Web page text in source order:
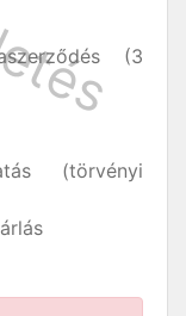
(3
(törvényi